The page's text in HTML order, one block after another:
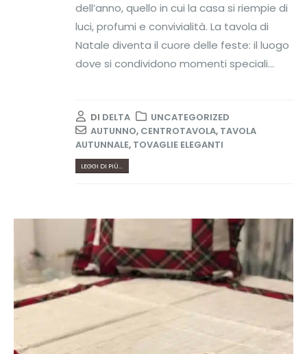
dell’anno, quello in cui la casa si riempie di
luci, profumi e convivialità. La tavola di
Natale diventa il cuore delle feste: il luogo
dove si condividono momenti speciali...
DI DELTA
UNCATEGORIZED
AUTUNNO, CENTROTAVOLA, TAVOLA
AUTUNNALE, TOVAGLIE ELEGANTI
LEGGI DI PIÙ...